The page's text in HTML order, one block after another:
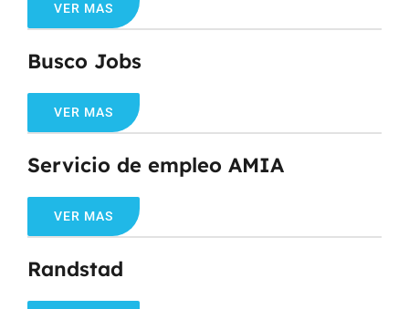
VER MAS
Busco Jobs
VER MAS
Servicio de empleo AMIA
VER MAS
Randstad